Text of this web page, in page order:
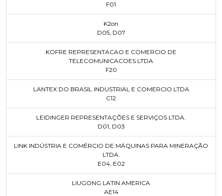
F01
K2on
D05, D07
KOFRE REPRESENTACAO E COMERCIO DE
TELECOMUNICACOES LTDA
F20
LANTEX DO BRASIL INDUSTRIAL E COMERCIO LTDA
C12
LEIDINGER REPRESENTAÇÕES E SERVIÇOS LTDA.
D01, D03
LINK INDÚSTRIA E COMÉRCIO DE MÁQUINAS PARA MINERAÇÃO
LTDA.
E04, E02
LIUGONG LATIN AMERICA
AE14